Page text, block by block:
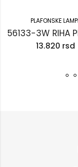
PLAFONSKE
13.820 rsd